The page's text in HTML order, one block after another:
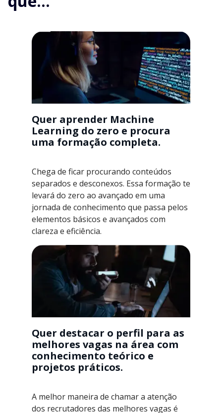
Quer aprender Machine
Learning do zero e procura
uma formação completa.
Chega de ficar procurando conteúdos
separados e desconexos. Essa formação te
levará do zero ao avançado em uma
jornada de conhecimento que passa pelos
elementos básicos e avançados com
clareza e eficiência.
Quer destacar o perfil para as
melhores vagas na área com
conhecimento teórico e
projetos práticos.
A melhor maneira de chamar a atenção
dos recrutadores das melhores vagas é